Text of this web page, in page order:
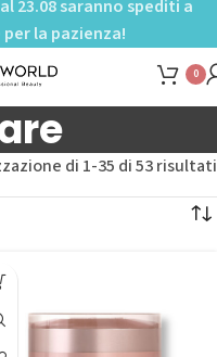
23.08 saranno spediti a
la pazienza!
0
di 1-35 di 53 risultati